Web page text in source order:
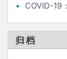
COVID-19
归档